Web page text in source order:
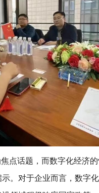
点话题，而数字化经济
。对于企业而言，数字